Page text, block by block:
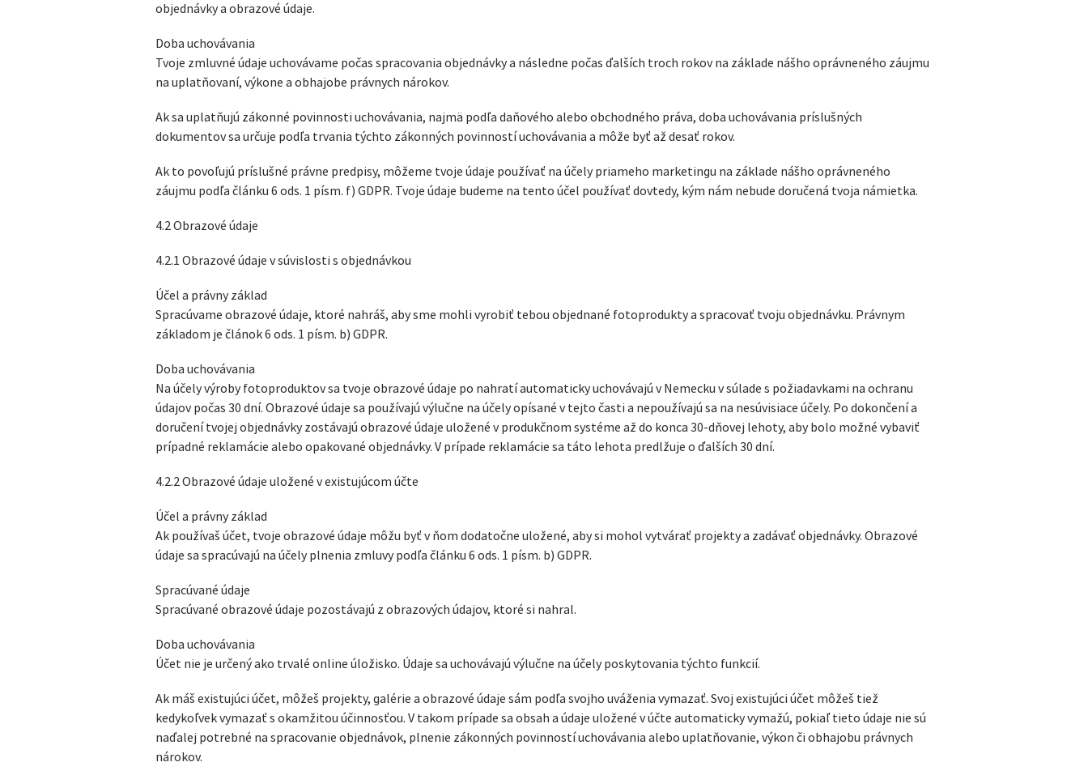
objednávky a obrazové údaje.
Doba uchovávania
Tvoje zmluvné údaje uchovávame počas spracovania objednávky a následne počas ďalších troch rokov na základe nášho oprávneného záujmu
na uplatňovaní, výkone a obhajobe právnych nárokov.
Ak sa uplatňujú zákonné povinnosti uchovávania, najmä podľa daňového alebo obchodného práva, doba uchovávania príslušných
dokumentov sa určuje podľa trvania týchto zákonných povinností uchovávania a môže byť až desať rokov.
Ak to povoľujú príslušné právne predpisy, môžeme tvoje údaje používať na účely priameho marketingu na základe nášho oprávneného
záujmu podľa článku 6 ods. 1 písm. f) GDPR. Tvoje údaje budeme na tento účel používať dovtedy, kým nám nebude doručená tvoja námietka.
4.2 Obrazové údaje
4.2.1 Obrazové údaje v súvislosti s objednávkou
Účel a právny základ
Spracúvame obrazové údaje, ktoré nahráš, aby sme mohli vyrobiť tebou objednané fotoprodukty a spracovať tvoju objednávku. Právnym
základom je článok 6 ods. 1 písm. b) GDPR.
Doba uchovávania
Na účely výroby fotoproduktov sa tvoje obrazové údaje po nahratí automaticky uchovávajú v Nemecku v súlade s požiadavkami na ochranu
údajov počas 30 dní. Obrazové údaje sa používajú výlučne na účely opísané v tejto časti a nepoužívajú sa na nesúvisiace účely. Po dokončení a
doručení tvojej objednávky zostávajú obrazové údaje uložené v produkčnom systéme až do konca 30-dňovej lehoty, aby bolo možné vybaviť
prípadné reklamácie alebo opakované objednávky. V prípade reklamácie sa táto lehota predlžuje o ďalších 30 dní.
4.2.2 Obrazové údaje uložené v existujúcom účte
Účel a právny základ
Ak používaš účet, tvoje obrazové údaje môžu byť v ňom dodatočne uložené, aby si mohol vytvárať projekty a zadávať objednávky. Obrazové
údaje sa spracúvajú na účely plnenia zmluvy podľa článku 6 ods. 1 písm. b) GDPR.
Spracúvané údaje
Spracúvané obrazové údaje pozostávajú z obrazových údajov, ktoré si nahral.
Doba uchovávania
Účet nie je určený ako trvalé online úložisko. Údaje sa uchovávajú výlučne na účely poskytovania týchto funkcií.
Ak máš existujúci účet, môžeš projekty, galérie a obrazové údaje sám podľa svojho uváženia vymazať. Svoj existujúci účet môžeš tiež
kedykoľvek vymazať s okamžitou účinnosťou. V takom prípade sa obsah a údaje uložené v účte automaticky vymažú, pokiaľ tieto údaje nie sú
naďalej potrebné na spracovanie objednávok, plnenie zákonných povinností uchovávania alebo uplatňovanie, výkon či obhajobu právnych
nárokov.